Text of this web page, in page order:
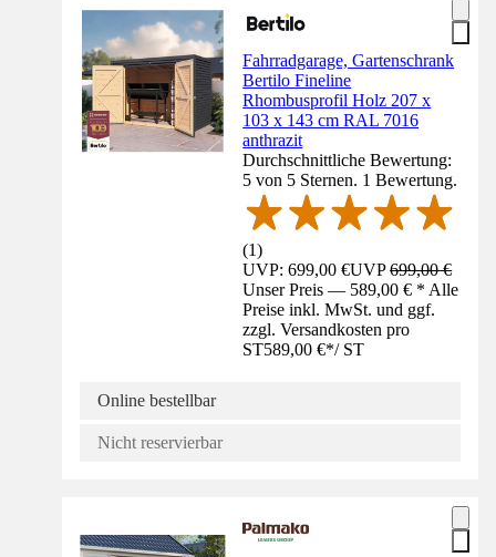
Fahrradgarage, Gartenschrank
Bertilo Fineline
Rhombusprofil Holz 207 x
103 x 143 cm RAL 7016
anthrazit
Durchschnittliche Bewertung:
5 von 5 Sternen. 1 Bewertung.
(1)
UVP: 699,00 €UVP699,00 €
Unser Preis — 589,00 € * Alle
Preise inkl. MwSt. und ggf.
zzgl. Versandkosten pro
ST589,00 €*/ ST
Online bestellbar
Nicht reservierbar